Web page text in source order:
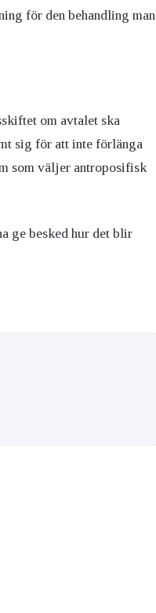
för den behandling man
om avtalet ska
sig för att inte förlänga
som väljer antroposifisk
ge besked hur det blir